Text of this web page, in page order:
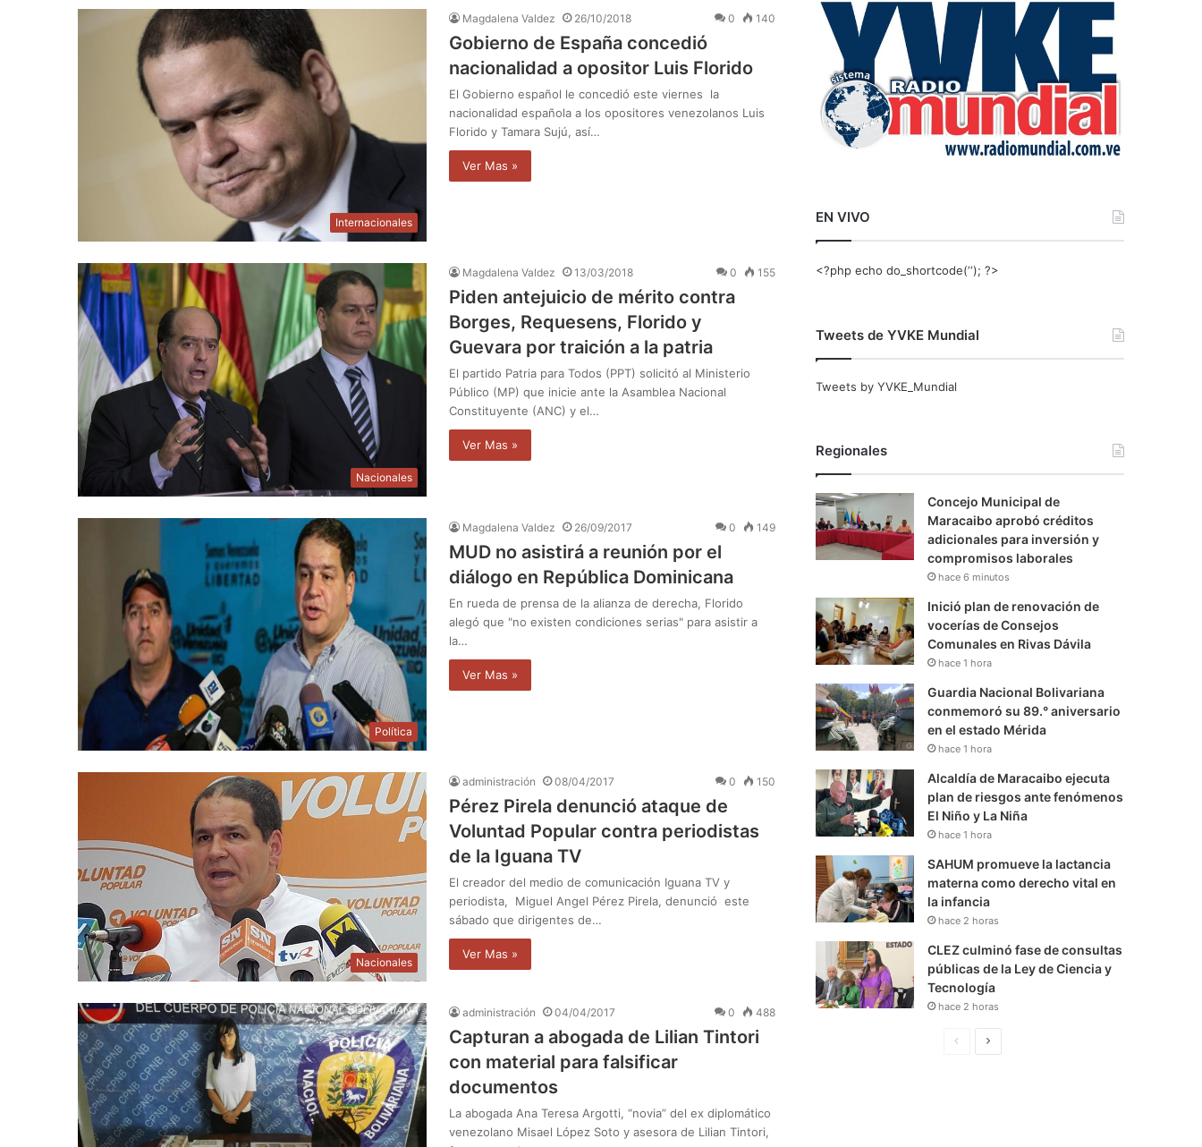
Internacionales
Magdalena Valdez 26/10/2018 0 140
Gobierno de España concedió
nacionalidad a opositor Luis Florido
El Gobierno español le concedió este viernes la
nacionalidad española a los opositores venezolanos Luis
Florido y Tamara Sujú, así…
Ver Mas »
Nacionales
Magdalena Valdez 13/03/2018 0 155
Piden antejuicio de mérito contra
Borges, Requesens, Florido y
Guevara por traición a la patria
El partido Patria para Todos (PPT) solicitó al Ministerio
Público (MP) que inicie ante la Asamblea Nacional
Constituyente (ANC) y el…
Ver Mas »
Política
Magdalena Valdez 26/09/2017 0 149
MUD no asistirá a reunión por el
diálogo en República Dominicana
En rueda de prensa de la alianza de derecha, Florido
alegó que "no existen condiciones serias" para asistir a
la…
Ver Mas »
Nacionales
administración 08/04/2017 0 150
Pérez Pirela denunció ataque de
Voluntad Popular contra periodistas
de la Iguana TV
El creador del medio de comunicación Iguana TV y
periodista, Miguel Angel Pérez Pirela, denunció este
sábado que dirigentes de…
Ver Mas »
administración 04/04/2017 0 488
Capturan a abogada de Lilian Tintori
con material para falsificar
documentos
La abogada Ana Teresa Argotti, “novia” del ex diplomático
venezolano Misael López Soto y asesora de Lilian Tintori,
r
EN VIVO
<?php echo do_shortcode(‘‘); ?>
Tweets de YVKE Mundial
Tweets by YVKE_Mundial
Regionales
Concejo Municipal de
Maracaibo aprobó créditos
adicionales para inversión y
compromisos laborales
hace 6 minutos
Inició plan de renovación de
vocerías de Consejos
Comunales en Rivas Dávila
hace 1 hora
Guardia Nacional Bolivariana
conmemoró su 89.° aniversario
en el estado Mérida
hace 1 hora
Alcaldía de Maracaibo ejecuta
plan de riesgos ante fenómenos
El Niño y La Niña
hace 1 hora
SAHUM promueve la lactancia
materna como derecho vital en
la infancia
hace 2 horas
CLEZ culminó fase de consultas
públicas de la Ley de Ciencia y
Tecnología
hace 2 horas
S